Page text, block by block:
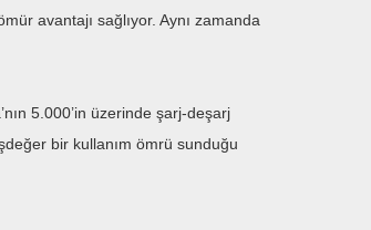
avantajı sağlıyor. Aynı zamanda
5.000’in üzerinde şarj-deşarj
bir kullanım ömrü sunduğu